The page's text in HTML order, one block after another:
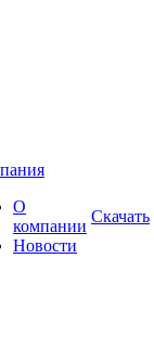
О
компании
Новости
Скачать